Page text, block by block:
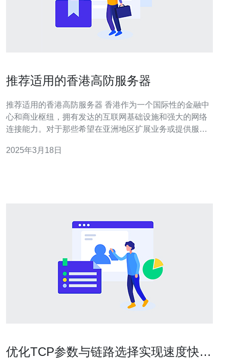
推荐适用的香港高防服务器
推荐适用的香港高防服务器 香港作为一个国际性的金融中
心和商业枢纽，拥有发达的互联网基础设施和强大的网络
连接能力。对于那些希望在亚洲地区扩展业务或提供服务
然而，随着网络攻击的不断增多，保护服务器免受DDoS
2025年3月18日
优化TCP参数与链路选择实现速度快香